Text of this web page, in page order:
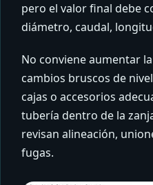
pero el valor final debe
diámetro, caudal,
No conviene aumentar
cambios bruscos de
cajas o accesorios
tubería dentro de la
revisan alineación,
fugas.